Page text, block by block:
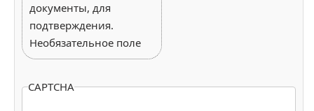
документы, для
подтверждения.
Необязательное поле
CAPTCHA